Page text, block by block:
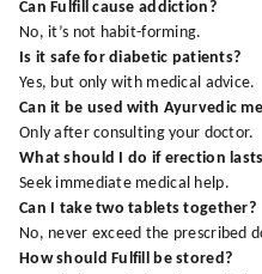
Can Fulfill cause addiction?
No, it’s not habit-forming.
Is it safe for diabetic patients?
Yes, but only with medical advice.
Can it be used with Ayurvedic
Only after consulting your doctor.
What should I do if erection
Seek immediate medical help.
Can I take two tablets together?
No, never exceed the prescribed
How should Fulfill be stored?